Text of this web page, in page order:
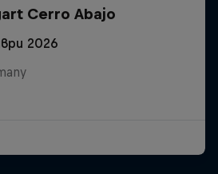
Cerro Abajo
2026